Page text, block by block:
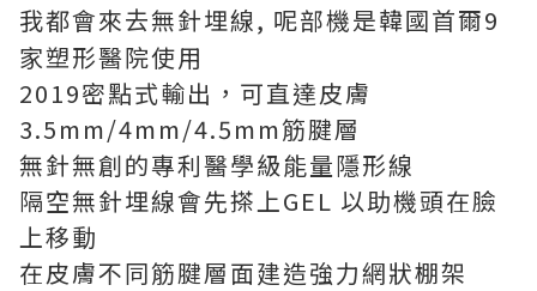
我都會來去無針埋線, 呢部機是韓國首爾9
家塑形醫院使用
2019密點式輸出，可直達皮膚
3.5mm/4mm/4.5mm筋腱層
無針無創的專利醫學級能量隱形線
隔空無針埋線會先搽上GEL 以助機頭在臉
上移動
在皮膚不同筋腱層面建造強力網狀棚架